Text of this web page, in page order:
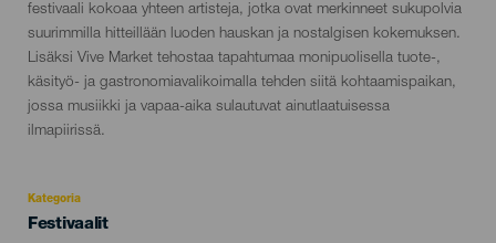
festivaali kokoaa yhteen artisteja, jotka ovat merkinneet sukupolvia
suurimmilla hitteillään luoden hauskan ja nostalgisen kokemuksen.
Lisäksi Vive Market tehostaa tapahtumaa monipuolisella tuote-,
käsityö- ja gastronomiavalikoimalla tehden siitä kohtaamispaikan,
jossa musiikki ja vapaa-aika sulautuvat ainutlaatuisessa
ilmapiirissä.
Kategoria
Categoría
Festivaalit